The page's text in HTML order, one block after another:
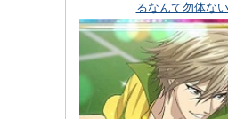
るなんて勿体な